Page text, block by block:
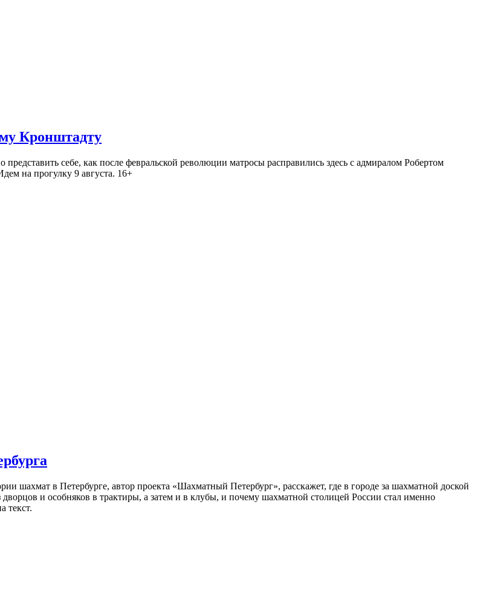
Кронштадту
себе, как после февральской революции матросы расправились здесь с адмиралом Робертом
на прогулку 9 августа. 16+
шахмат в Петербурге, автор проекта «Шахматный Петербург», расскажет, где в городе за шахматной доской
и особняков в трактиры, а затем и в клубы, и почему шахматной столицей России стал именно
текст.